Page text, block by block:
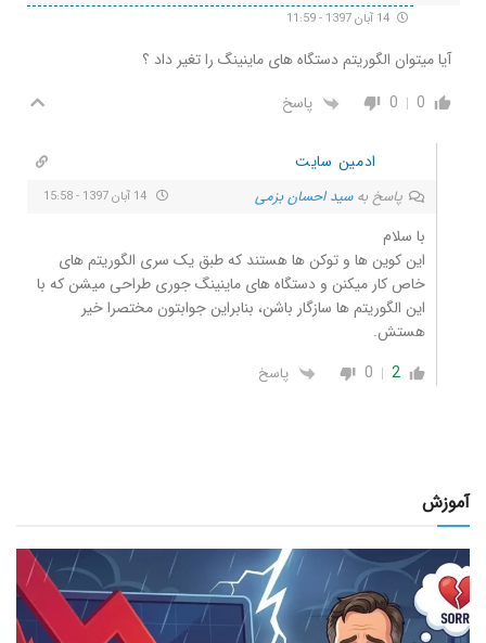
آیا میتوان الگوریتم دستگاه های ماینینگ را تغیر داد ؟
0
0 پاسخ
ادمین سایت
پاسخ بهسید احسان بزمی
با سلام
این کوین ها و توکن ها هستند که طبق یک سری الگوریتم های
خاص کار میکنن و دستگاه های ماینینگ جوری طراحی میشن که با
این الگوریتم ها سازگار باشن، بنابراین جوابتون مختصرا خیر
هستش.
2
0 پاسخ
آموزش